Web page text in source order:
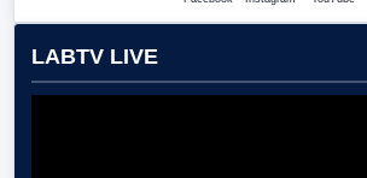
LABTV LIVE